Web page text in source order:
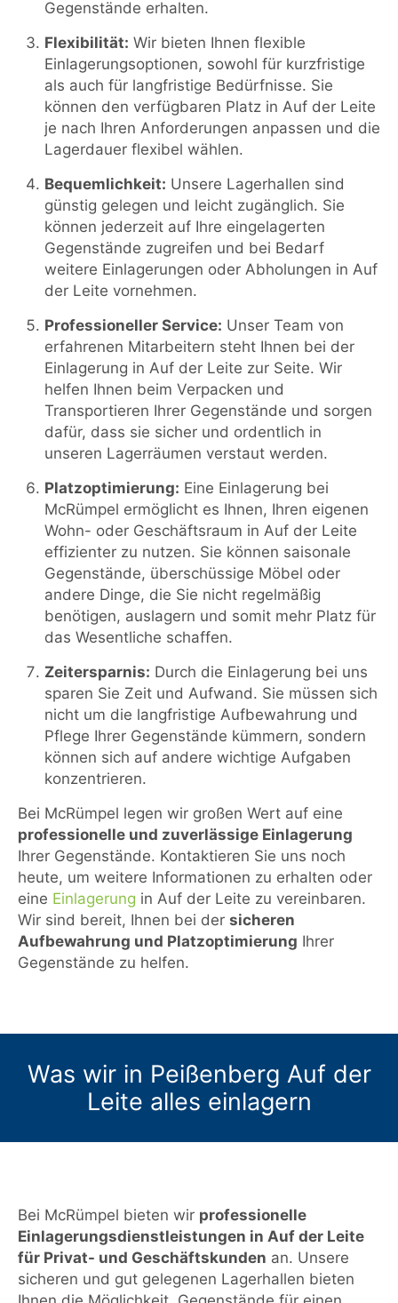
Gegenstände erhalten.
Flexibilität: Wir bieten Ihnen flexible
Einlagerungsoptionen, sowohl für kurzfristige
als auch für langfristige Bedürfnisse. Sie
können den verfügbaren Platz in Auf der Leite
je nach Ihren Anforderungen anpassen und die
Lagerdauer flexibel wählen.
Bequemlichkeit: Unsere Lagerhallen sind
günstig gelegen und leicht zugänglich. Sie
können jederzeit auf Ihre eingelagerten
Gegenstände zugreifen und bei Bedarf
weitere Einlagerungen oder Abholungen in Auf
der Leite vornehmen.
Professioneller Service: Unser Team von
erfahrenen Mitarbeitern steht Ihnen bei der
Einlagerung in Auf der Leite zur Seite. Wir
helfen Ihnen beim Verpacken und
Transportieren Ihrer Gegenstände und sorgen
dafür, dass sie sicher und ordentlich in
unseren Lagerräumen verstaut werden.
Platzoptimierung: Eine Einlagerung bei
McRümpel ermöglicht es Ihnen, Ihren eigenen
Wohn- oder Geschäftsraum in Auf der Leite
effizienter zu nutzen. Sie können saisonale
Gegenstände, überschüssige Möbel oder
andere Dinge, die Sie nicht regelmäßig
benötigen, auslagern und somit mehr Platz für
das Wesentliche schaffen.
Zeitersparnis: Durch die Einlagerung bei uns
sparen Sie Zeit und Aufwand. Sie müssen sich
nicht um die langfristige Aufbewahrung und
Pflege Ihrer Gegenstände kümmern, sondern
können sich auf andere wichtige Aufgaben
konzentrieren.
Bei McRümpel legen wir großen Wert auf eine
professionelle und zuverlässige Einlagerung
Ihrer Gegenstände. Kontaktieren Sie uns noch
heute, um weitere Informationen zu erhalten oder
eine Einlagerung in Auf der Leite zu vereinbaren.
Wir sind bereit, Ihnen bei der sicheren
Aufbewahrung und Platzoptimierung Ihrer
Gegenstände zu helfen.
Was wir in Peißenberg Auf der
Leite alles einlagern
Bei McRümpel bieten wir professionelle
Einlagerungsdienstleistungen in Auf der Leite
für Privat- und Geschäftskunden an. Unsere
sicheren und gut gelegenen Lagerhallen bieten